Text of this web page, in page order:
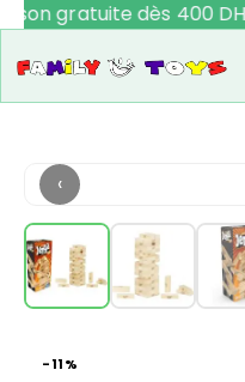
gratuite dès 400 DH
‹
-11%